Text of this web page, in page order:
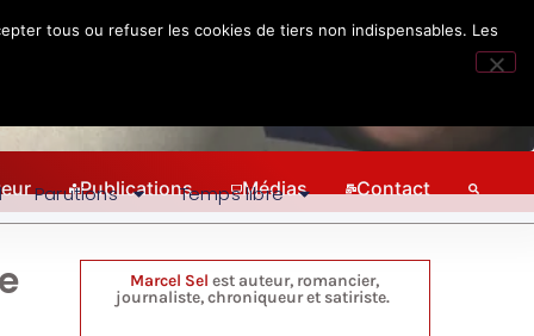
Publications Médias Contact
Parutions Temps libre
Marcel Sel est auteur, romancier,
journaliste, chroniqueur et satiriste.
tous ou refuser les cookies de tiers non indispensables. Les